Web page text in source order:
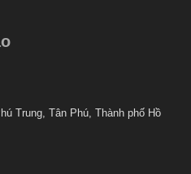
6 tháng trước
6 tháng trước
Trung, Tân Phú, Thành phố Hồ